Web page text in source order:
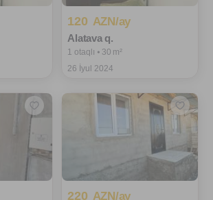
120 AZN/ay
Alatava q.
1 otaqlı ⦁ 30 m²
26 İyul 2024
220 AZN/ay